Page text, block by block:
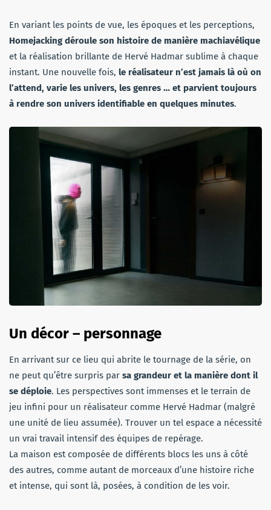
En variant les points de vue, les époques et les perceptions,
Homejacking déroule son histoire de manière machiavélique
et la réalisation brillante de Hervé Hadmar sublime à chaque
instant. Une nouvelle fois, le réalisateur n’est jamais là où on
l’attend, varie les univers, les genres … et parvient toujours
à rendre son univers identifiable en quelques minutes.
Un décor – personnage
En arrivant sur ce lieu qui abrite le tournage de la série, on
ne peut qu’être surpris par sa grandeur et la manière dont il
se déploie. Les perspectives sont immenses et le terrain de
jeu infini pour un réalisateur comme Hervé Hadmar (malgré
une unité de lieu assumée). Trouver un tel espace a nécessité
un vrai travail intensif des équipes de repérage.
La maison est composée de différents blocs les uns à côté
des autres, comme autant de morceaux d’une histoire riche
et intense, qui sont là, posées, à condition de les voir.